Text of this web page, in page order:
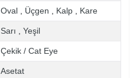
Oval Üçgen Kalp Kare
Sarı Yeşil
Çekik / Cat Eye
Asetat